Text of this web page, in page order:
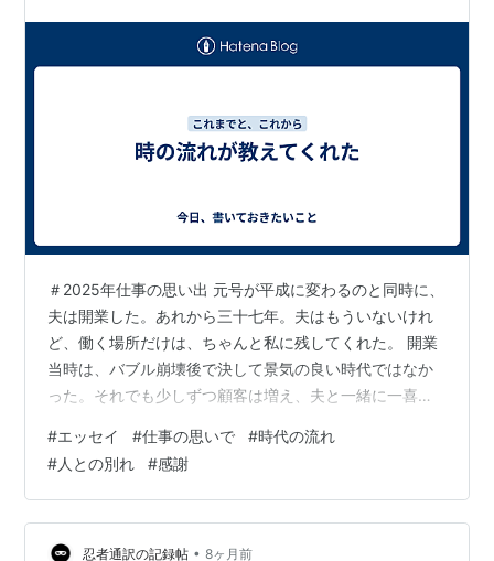
＃2025年仕事の思い出 元号が平成に変わるのと同時に、
夫は開業した。あれから三十七年。夫はもういないけれ
ど、働く場所だけは、ちゃんと私に残してくれた。 開業
当時は、バブル崩壊後で決して景気の良い時代ではなか
った。それでも少しずつ顧客は増え、夫と一緒に一喜一
い」と口にしていた。金銭よりも信用と誠実さを大切に
し、困っている人の力になることをいとわない人だっ
た。 そうして築いてきた仕事の中で、私たちは多くの
方々の人生と、会社の栄枯盛衰に寄り添ってきた。 2025
年は、その歩みの中でも、特に時の流れを強く感じた一
#エッセイ #仕事の思いで #時代の流れ
#人との別れ #感謝
忍者通訳の記録帖 • 8ヶ月前